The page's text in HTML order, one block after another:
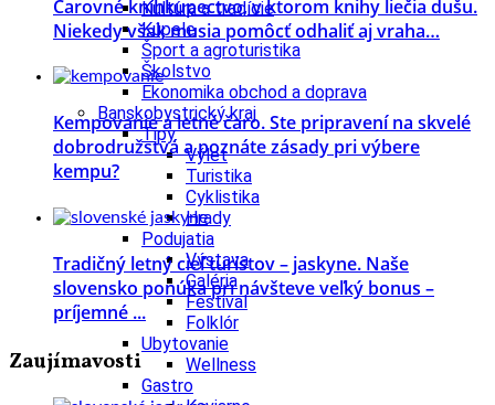
Kultúra a tradície
Kúpele
Šport a agroturistika
Školstvo
Ekonomika obchod a doprava
Banskobystrický kraj
Tipy
Výlet
Turistika
Cyklistika
Hrady
Podujatia
Výstava
Galéria
Festival
Folklór
Ubytovanie
Wellness
Gastro
Čarovné kníhkupectvo, v ktorom knihy liečia dušu.
Niekedy však musia pomôcť odhaliť aj vraha…
Kempovanie a letné čaro. Ste pripravení na skvelé
dobrodružstvá a poznáte zásady pri výbere
kempu?
Tradičný letný cieľ turistov – jaskyne. Naše
slovensko ponúka pri návšteve veľký bonus –
príjemné ...
Zaujímavosti